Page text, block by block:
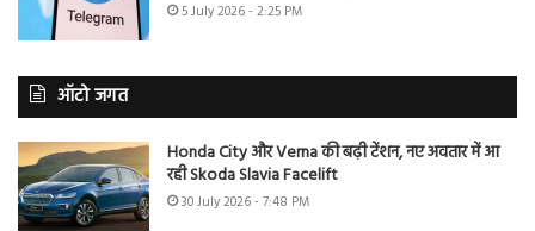
5 July 2026 - 2:25 PM
ऑटो जगत
Honda City और Verna की बढ़ी टेंशन, नए अवतार में आ
रही Skoda Slavia Facelift
30 July 2026 - 7:48 PM